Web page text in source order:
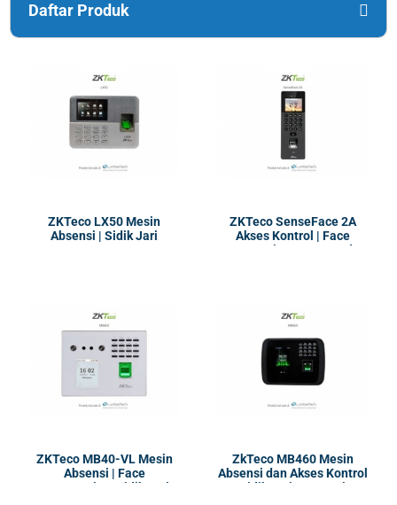
Daftar Produk
ZKTeco LX50 Mesin
Absensi | Sidik Jari
ZKTeco SenseFace 2A
Akses Kontrol | Face
Recognation, RFID EM dan
ZKTeco MB40-VL Mesin
Absensi | Face
Recognation, Sidik Jari
ZkTeco MB460 Mesin
Absensi dan Akses Kontrol
| Sidik Jari, Kartu, Pin